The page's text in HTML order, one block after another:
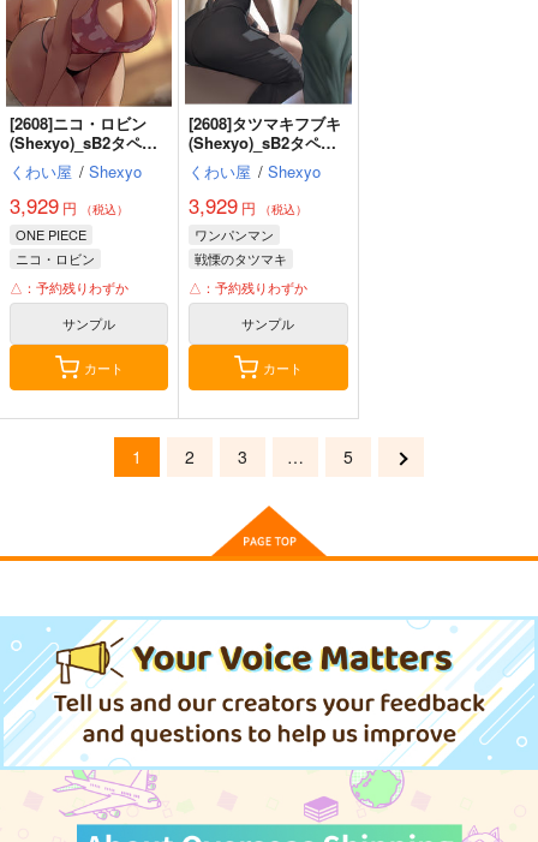
[2608]ニコ・ロビン
(Shexyo)_sB2タペス
トリー
くわい屋 / Shexyo
3,929 円 （税込）
ONE PIECE
ニコ・ロビン
△：予約残りわずか
サンプル
カート
[2608]タツマキフブキ
(Shexyo)_sB2タペス
トリー
くわい屋 / Shexyo
3,929 円 （税込）
ワンパンマン
戦慄のタツマキ
地獄のフブキ
△：予約残りわずか
サンプル
カート
1 2 3 … 5